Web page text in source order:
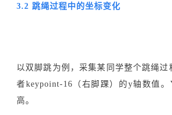
3.2 跳绳过程中的坐标变化
以双脚跳为例，采集某同学整个跳绳
者keypoint-16（右脚踝）的y轴数值
高。